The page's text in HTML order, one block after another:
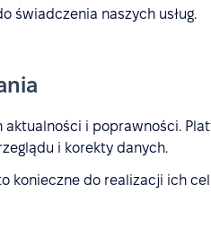
świadczenia naszych usług.
i poprawności.
i korekty danych.
konieczne do realizacji ich